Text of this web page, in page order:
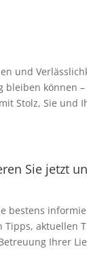
und
können
Stolz, Sie und
Sie jetzt
bestens
Tipps, aktuellen
Ihrer